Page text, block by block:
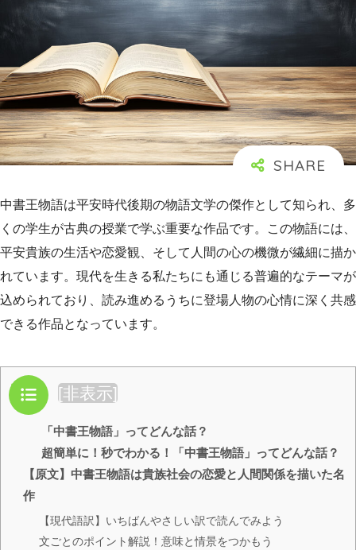
中書王物語は平安時代後期の物語文学の傑作として知られ、多
くの学生が古典の授業で学ぶ重要な作品です。この物語には、
平安貴族の生活や恋愛観、そして人間の心の機微が繊細に描か
れています。現代を生きる私たちにも通じる普遍的なテーマが
込められており、読み進めるうちに登場人物の心情に深く共感
できる作品となっています。
目次 [非表示]
「中書王物語」ってどんな話？
超簡単に！秒でわかる！「中書王物語」ってどんな話？
【原文】中書王物語は貴族社会の恋愛と人間関係を描いた名
作
【現代語訳】いちばんやさしい訳で読んでみよう
文ごとのポイント解説！意味と情景をつかもう